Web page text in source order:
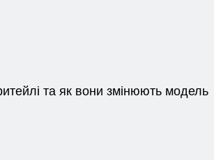
та як вони змінюють модель